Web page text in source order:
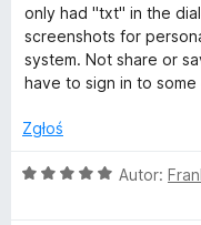
a
:
1
/
only had "txt" in the
screenshots for
system. Not share or
have to sign in to
Zgłoś
O
Autor: